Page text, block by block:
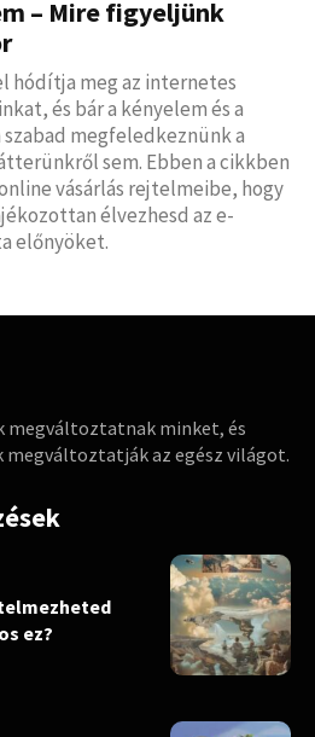
– Mire figyeljünk
hódítja meg az internetes
és bár a kényelem és a
megfeledkeznünk a
sem. Ebben a cikkben
vásárlás rejtelmeibe, hogy
élvezhesd az e-
előnyöket.
megváltoztatnak minket, és
az egész világot.
ez?